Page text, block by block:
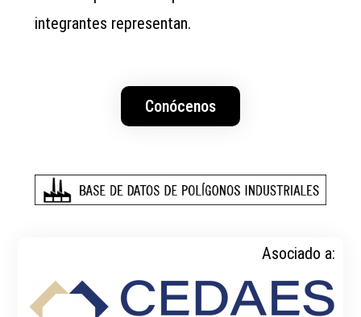
Asociado a:
integrantes representan.
Conócenos